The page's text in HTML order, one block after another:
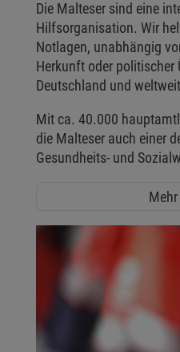
Die Malteser sind eine
Hilfsorganisation. Wir
Notlagen, unabhängig
Herkunft oder politischer
Deutschland und
Mit ca. 40.000
die Malteser auch einer
Gesundheits- und